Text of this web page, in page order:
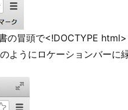
の冒頭で<!DOCTYPE
ようにロケーションバーに